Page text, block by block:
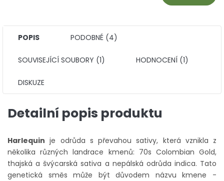
POPIS PODOBNÉ (4)
SOUVISEJÍCÍ SOUBORY (1) HODNOCENÍ (1)
DISKUZE
Detailní popis produktu
Harlequin je odrůda s převahou sativy, která vznikla z
několika různých landrace kmenů: 70s Colombian Gold,
thajská a švýcarská sativa a nepálská odrůda indica. Tato
genetická směs může být důvodem názvu kmene -